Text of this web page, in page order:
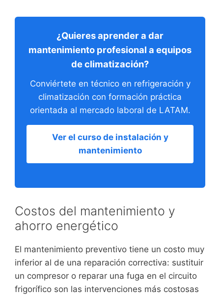
¿Quieres aprender a dar
mantenimiento profesional a equipos
de climatización?
Conviértete en técnico en refrigeración y
climatización con formación práctica
orientada al mercado laboral de LATAM.
Ver el curso de instalación y
mantenimiento
Costos del mantenimiento y
ahorro energético
El mantenimiento preventivo tiene un costo muy
inferior al de una reparación correctiva: sustituir
un compresor o reparar una fuga en el circuito
frigorífico son las intervenciones más costosas